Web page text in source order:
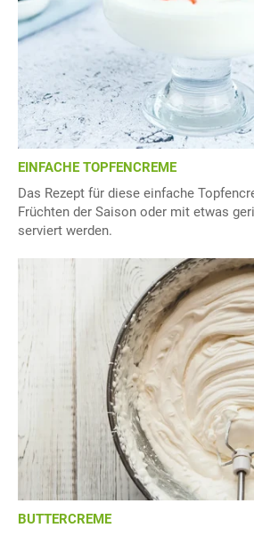
EINFACHE TOPFENCREME
Das Rezept für diese einfache
Früchten der Saison oder mit etwas
serviert werden.
BUTTERCREME